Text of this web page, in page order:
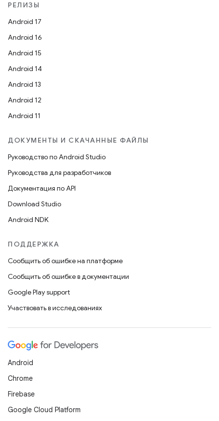
РЕЛИЗЫ
Android 17
Android 16
Android 15
Android 14
Android 13
Android 12
Android 11
ДОКУМЕНТЫ И СКАЧАННЫЕ ФАЙЛЫ
Руководство по Android Studio
Руководства для разработчиков
Документация по API
Download Studio
Android NDK
ПОДДЕРЖКА
Сообщить об ошибке на платформе
Сообщить об ошибке в документации
Google Play support
Участвовать в исследованиях
Android
Chrome
Firebase
Google Cloud Platform